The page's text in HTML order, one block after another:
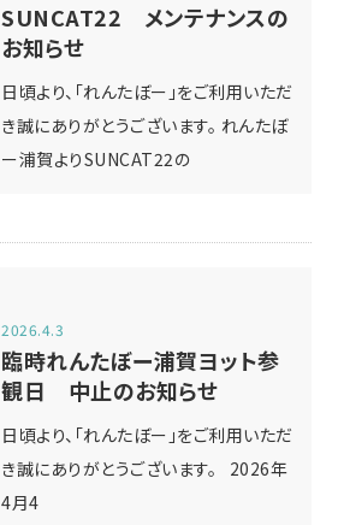
SUNCAT22 メンテナンスの
お知らせ
日頃より、「れんたぼー」をご利用いただ
き誠にありがとうございます。 れんたぼ
ー浦賀よりSUNCAT22の
2026.4.3
臨時れんたぼー浦賀ヨット参
観日 中止のお知らせ
日頃より、「れんたぼー」をご利用いただ
き誠にありがとうございます。 2026年
4月4